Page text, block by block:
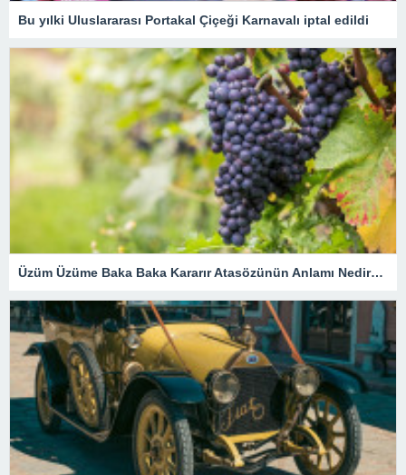
Bu yılki Uluslararası Portakal Çiçeği Karnavalı iptal edildi
Üzüm Üzüme Baka Baka Kararır Atasözünün Anlamı Nedir? Kısaca Açıklaması Ve Örnek Cümle…